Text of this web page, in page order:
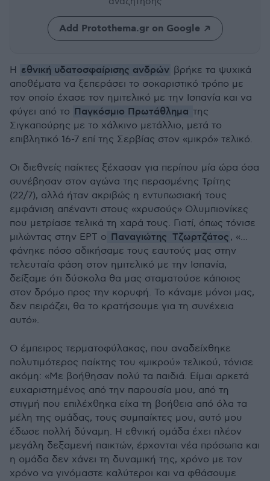
Add Protothema.gr on Google
Η εθνική υδατοσφαίρισης ανδρών βρήκε τα ψυχικά
αποθέματα να ξεπεράσει το σοκαριστικό τρόπο με
τον οποίο έχασε τον ημιτελικό με την Ισπανία και να
φύγει από το Παγκόσμιο Πρωτάθλημα της
Σιγκαπούρης με το χάλκινο μετάλλιο, μετά το
επιβλητικό 16-7 επί της Σερβίας στον «μικρό» τελικό.
Οι διεθνείς παίκτες ξέχασαν για περίπου μία ώρα όσα
συνέβησαν στον αγώνα της περασμένης Τρίτης
(22/7), αλλά ήταν ακριβώς η εντυπωσιακή τους
εμφάνιση απέναντι στους «χρυσούς» Ολυμπιονίκες
που μετρίασε τελικά τη χαρά τους. Γιατί, όπως τόνισε
μιλώντας στην ΕΡΤ ο Παναγιώτης Τζωρτζάτος , «...
φάνηκε πόσο αδικήσαμε τους εαυτούς μας στην
τελευταία φάση στον ημιτελικό με την Ισπανία,
δείξαμε ότι δύσκολα θα μας σταματούσε κάποιος
στον δρόμο προς την κορυφή. Το κάναμε μόνοι μας,
δεν πειράζει, θα το κρατήσουμε για τη συνέχεια
αυτό».
Ο έμπειρος τερματοφύλακας, που αναδείχθηκε
πολυτιμότερος παίκτης του «μικρού» τελικού, τόνισε
ακόμη: «Με βοήθησαν πολύ τα παιδιά. Είμαι αρκετά
ευχαριστημένος από την παρουσία μου, από τη
στιγμή που επιλέχθηκα είχα τη βοήθεια από όλα τα
μέλη της ομάδας, τους συμπαίκτες μου, αυτό μου
έδωσε πολλή δύναμη. Η εθνική ομάδα έχει πλέον
μεγάλη δεξαμενή παικτών, έρχονται νέα πρόσωπα και
η ομάδα δεν χάνει τη δυναμική της, χρόνο με τον
χρόνο να γινόμαστε καλύτεροι και να φθάσουμε